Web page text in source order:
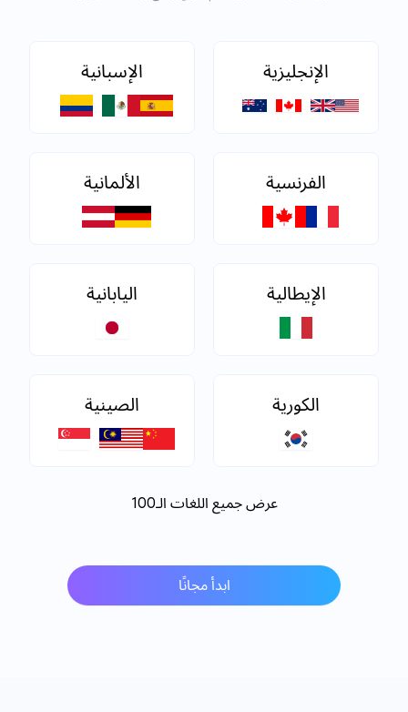
الإنجليزية الإسبانية
الفرنسية الألمانية
الإيطالية اليابانية
الكورية الصينية
عرض جميع اللغات الـ100
ابدأ مجانًا